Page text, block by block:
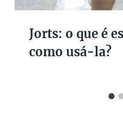
Jorts: o que é
como usá-la?